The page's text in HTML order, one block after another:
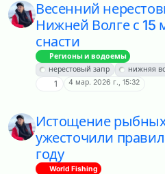
Весенний
Нижней Волге с 15
снасти
Регионы и водоемы
нерестовый запр
нижняя
1 4 мар. 2026 г., 15:32
Истощение
ужесточили
году
World Fishing